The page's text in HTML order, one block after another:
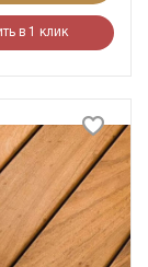
в 1 клик